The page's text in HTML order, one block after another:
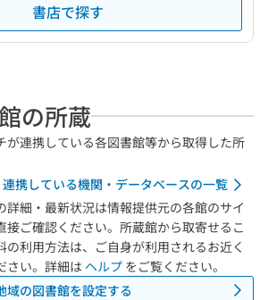
書店で探す
の所蔵
が連携している各図書館等から取得した所
連携している機関・データベースの一覧
詳細・最新状況は情報提供元の各館のサイ
接ご確認ください。所蔵館から取寄せるこ
の利用方法は、ご自身が利用されるお近く
さい。詳細は ヘルプ をご覧ください。
域の図書館を設定する